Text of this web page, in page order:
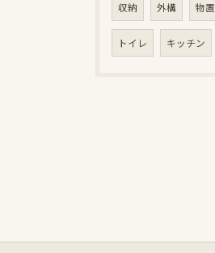
収納 外構 物置
トイレ キッチン